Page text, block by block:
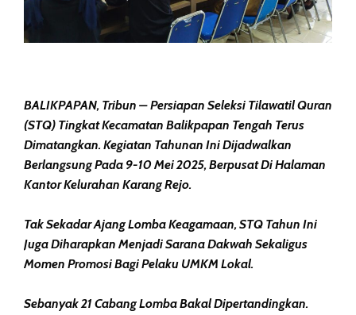
BALIKPAPAN, Tribun – Persiapan Seleksi Tilawatil Quran
(STQ) Tingkat Kecamatan Balikpapan Tengah Terus
Dimatangkan. Kegiatan Tahunan Ini Dijadwalkan
Berlangsung Pada 9-10 Mei 2025, Berpusat Di Halaman
Kantor Kelurahan Karang Rejo.
Tak Sekadar Ajang Lomba Keagamaan, STQ Tahun Ini
Juga Diharapkan Menjadi Sarana Dakwah Sekaligus
Momen Promosi Bagi Pelaku UMKM Lokal.
Sebanyak 21 Cabang Lomba Bakal Dipertandingkan.